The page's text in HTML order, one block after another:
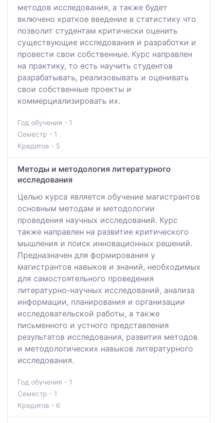
методов исследования, а также будет
включено краткое введение в статистику что
позволит студентам критически оценить
существующие исследования и разработки и
провести свои собственные. Курс направлен
на практику, то есть научить студентов
разрабатывать, реализовывать и оценивать
свои собственные проекты и
коммерциализировать их.
Год обучения - 1
Семестр - 1
Кредитов - 5
Методы и методология литературного
исследования
Целью курса является обучение магистрантов
основным методам и методологии
проведения научных исследований. Курс
также направлен на развитие критического
мышления и поиск инновационных решений.
Предназначен для формирования у
магистрантов навыков и знаний, необходимых
для самостоятельного проведения
литературно-научных исследований, анализа
информации, планирования и организации
исследовательской работы, а также
письменного и устного представления
результатов исследования, развития методов
и методологических навыков литературного
исследования.
Год обучения - 1
Семестр - 1
Кредитов - 6